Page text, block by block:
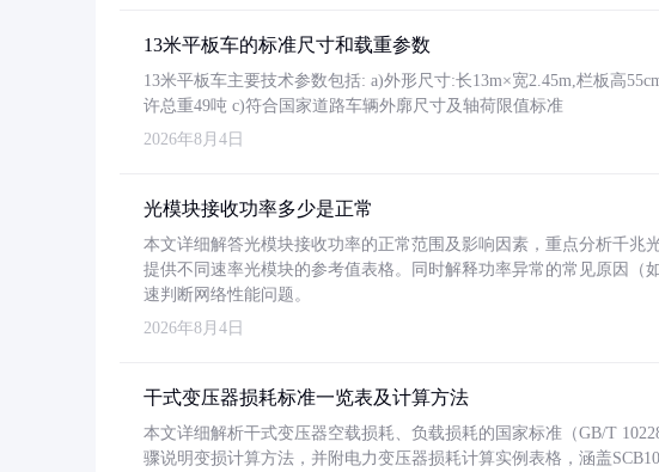
13米平板车的标准尺寸和载重参数
13米平板车主要技术参数包括: a)外形尺寸:长13m×宽2.45m,栏板高
许总重49吨 c)符合国家道路车辆外廓尺寸及轴荷限值标准
2026年8月4日
光模块接收功率多少是正常
本文详细解答光模块接收功率的正常范围及影响因素，重点分析千兆
提供不同速率光模块的参考值表格。同时解释功率异常的常见原因（
速判断网络性能问题。
2026年8月4日
干式变压器损耗标准一览表及计算方法
本文详细解析干式变压器空载损耗、负载损耗的国家标准（GB/T
骤说明变损计算方法，并附电力变压器损耗计算实例表格，涵盖